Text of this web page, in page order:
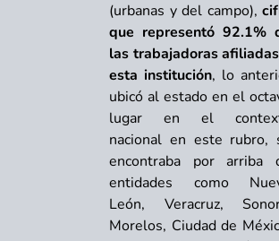
(urbanas y del campo),
que representó 92.1%
las trabajadoras
esta institución, lo
ubicó al estado en el
lugar en el
nacional en este rubro,
encontraba por arriba
entidades como
León, Veracruz,
Morelos, Ciudad de